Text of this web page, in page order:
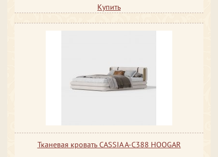
Купить
Тканевая кровать CASSIA A-C388 HOOGAR